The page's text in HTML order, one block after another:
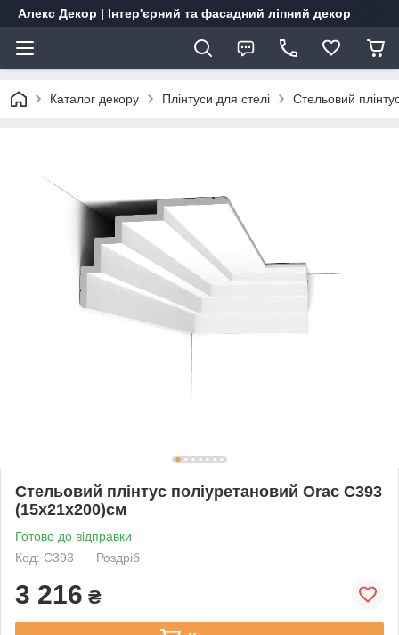
Алекс Декор | Інтер'єрний та фасадний ліпний декор
Каталог декору Плінтуси для стелі Стельовий
Стельовий плінтус поліуретановий Orac C393
(15х21х200)см
Готово до відправки
Код: C393
Роздріб
3 216 ₴